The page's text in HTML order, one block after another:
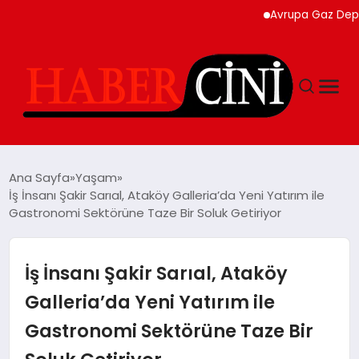
Avrupa Gaz Depoları
YAŞAM
GÜNCEL
TEKNOLOJI
Ana Sayfa Yaşam
İş İnsanı Şakir Sarıal, Ataköy Galleria’da Yeni Yatırım ile
Gastronomi Sektörüne Taze Bir Soluk Getiriyor
İş İnsanı Şakir Sarıal, Ataköy
Galleria’da Yeni Yatırım ile
Gastronomi Sektörüne Taze Bir